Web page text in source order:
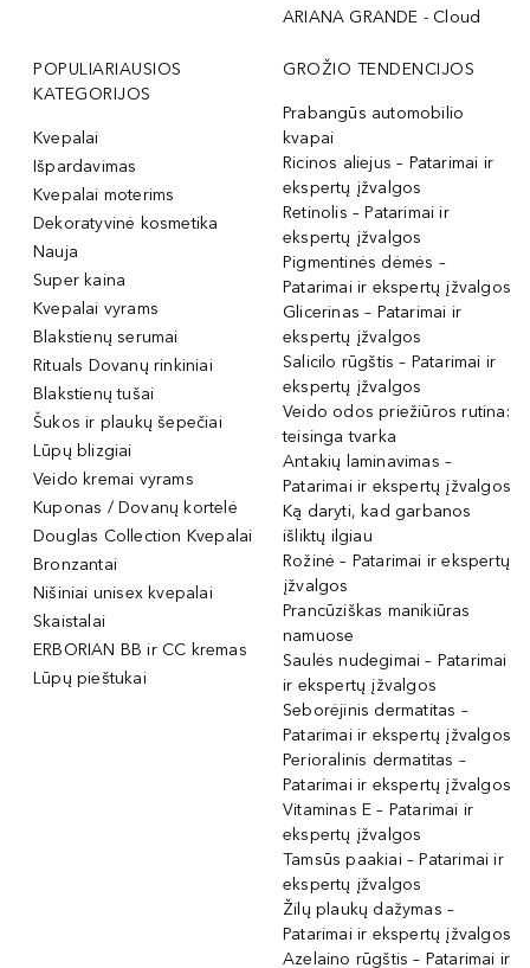
ARIANA GRANDE - Cloud
POPULIARIAUSIOS
KATEGORIJOS
Kvepalai
Išpardavimas
Kvepalai moterims
Dekoratyvinė kosmetika
Nauja
Super kaina
Kvepalai vyrams
Blakstienų serumai
Rituals Dovanų rinkiniai
Blakstienų tušai
Šukos ir plaukų šepečiai
Lūpų blizgiai
Veido kremai vyrams
Kuponas / Dovanų kortelė
Douglas Collection Kvepalai
Bronzantai
Nišiniai unisex kvepalai
Skaistalai
ERBORIAN BB ir CC kremas
Lūpų pieštukai
GROŽIO TENDENCIJOS
Prabangūs automobilio
kvapai
Ricinos aliejus – Patarimai ir
ekspertų įžvalgos
Retinolis – Patarimai ir
ekspertų įžvalgos
Pigmentinės dėmės –
Patarimai ir ekspertų įžvalgos
Glicerinas – Patarimai ir
ekspertų įžvalgos
Salicilo rūgštis – Patarimai ir
ekspertų įžvalgos
Veido odos priežiūros rutina:
teisinga tvarka
Antakių laminavimas –
Patarimai ir ekspertų įžvalgos
Ką daryti, kad garbanos
išliktų ilgiau
Rožinė – Patarimai ir ekspertų
įžvalgos
Prancūziškas manikiūras
namuose
Saulės nudegimai – Patarimai
ir ekspertų įžvalgos
Seborėjinis dermatitas –
Patarimai ir ekspertų įžvalgos
Perioralinis dermatitas –
Patarimai ir ekspertų įžvalgos
Vitaminas E – Patarimai ir
ekspertų įžvalgos
Tamsūs paakiai – Patarimai ir
ekspertų įžvalgos
Žilų plaukų dažymas –
Patarimai ir ekspertų įžvalgos
Azelaino rūgštis – Patarimai ir